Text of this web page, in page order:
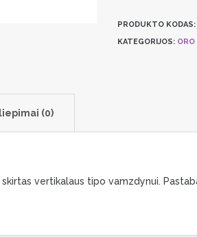
rezervuaras
GetAir
PRODUKTO KODAS:
KATEGORIJOS: ORO
(0)
vertikalaus tipo vamzdynui.